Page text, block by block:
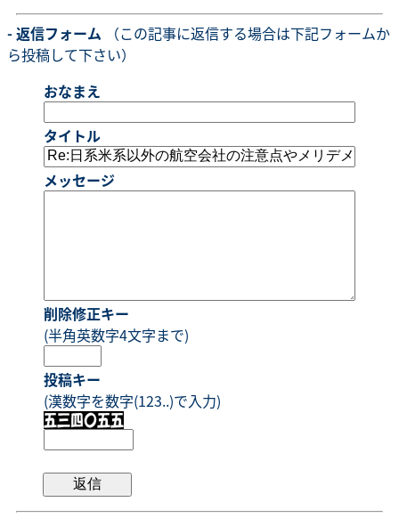
- 返信フォーム （この記事に返信する場合は下記フォームか
ら投稿して下さい）
おなまえ
タイトル
メッセージ
削除修正キー
(半角英数字4文字まで)
投稿キー
(漢数字を数字(123..)で入力)